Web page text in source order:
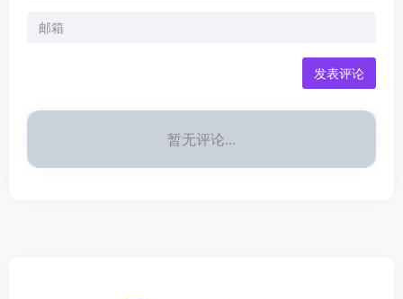
发表评论
暂无评论...